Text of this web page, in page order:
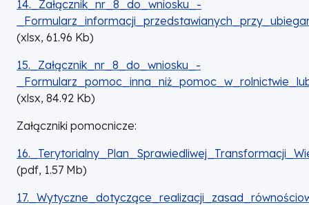
14._Załącznik_nr_8_do_wniosku_-
(xlsx, 61.96 Kb)
DOKUMENT
15._Załącznik_nr_8_do_wniosku_-
(xlsx, 84.92 Kb)
Załączniki pomocnicze:
DOKUMENT
(pdf, 1.57 Mb)
DOKUMENT